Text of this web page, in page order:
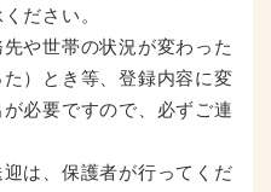
ださい。
や世帯の状況が変わった
た）とき等、登録内容に変
必要ですので、必ずご連
は、保護者が行ってくだ